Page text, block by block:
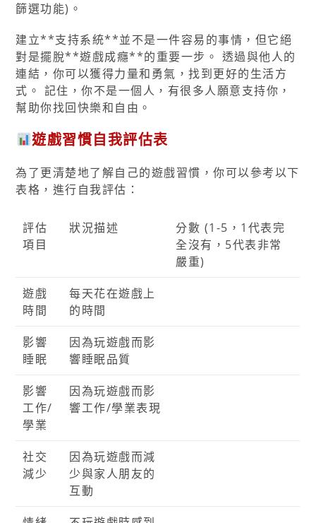
篩選功能)。
建立**支持系統**並不是一件容易的事情，但它絕
對是擺脫**遊戲成癮**的重要一步。 透過與他人的
連結，你可以獲得力量和勇氣，找到更好的生活方
式。 記住，你不是一個人，有很多人願意支持你，
幫助你找回快樂和自由。
遊戲習慣自我評估表
為了更清楚地了解自己的遊戲習慣，你可以參考以下
表格，進行自我評估：
評估
項目
狀況描述
分數 (1-5，1代表完
全沒有，5代表非常
嚴重)
遊戲
時間
每天花在遊戲上
的時間
影響
睡眠
因為玩遊戲而影
響睡眠品質
影響
工作/
學業
因為玩遊戲而影
響工作/學業表現
社交
減少
因為玩遊戲而減
少與家人朋友的
互動